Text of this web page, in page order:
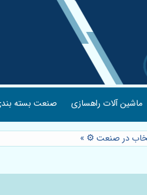
ماشین آلات راهسازی صنعت بسته
در صنعت ⚙️ »